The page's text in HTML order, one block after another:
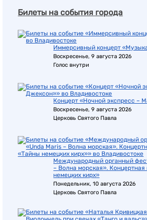
Билеты на события города
Иммерсивный концерт
Воскресенье, 9 августа 2026
Голос внутри
Концерт «Ночной экспресс –
Воскресенье, 9 августа 2026
Церковь Святого Павла
Международный органный
– Волна морская».
немецких кирх»
Понедельник, 10 августа 2026
Церковь Святого Павла